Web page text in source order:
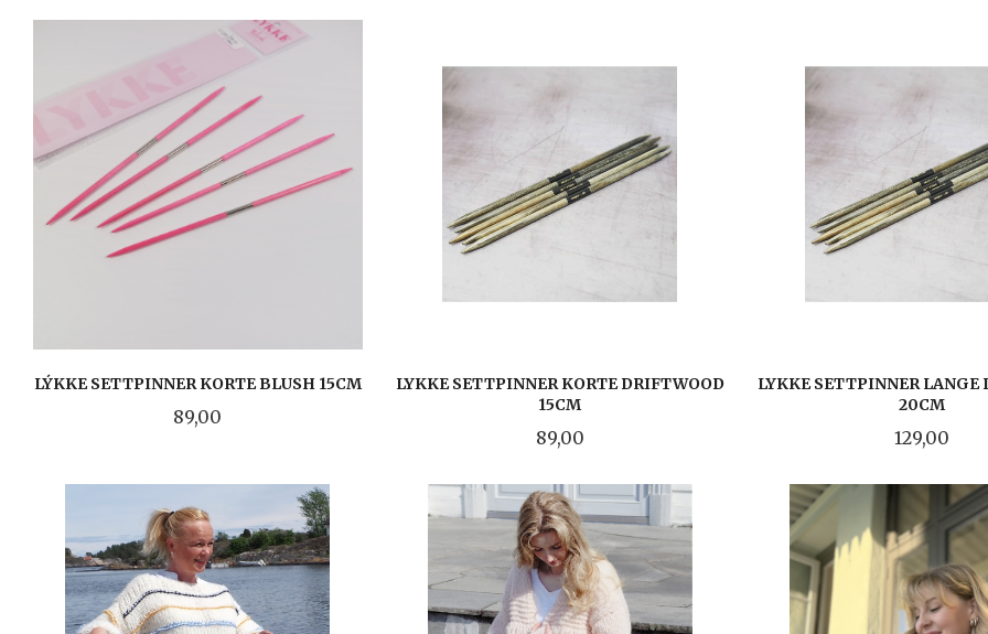
LES MER
LÝKKE SETTPINNER KORTE BLUSH 15CM
Pris
89,00
LYKKE SETTPINNER KORTE DRIFTWOOD
15CM
Pris
89,00
LES MER
LYKKE SETTPINNER LANGE
20CM
Pris
129,00